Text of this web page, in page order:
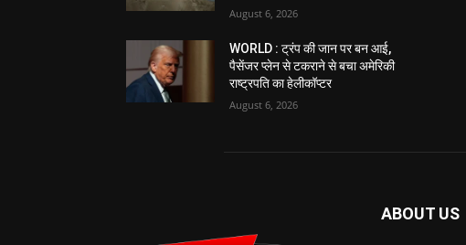
August 6, 2026
WORLD : ट्रंप की जान पर बन आई,
पैसेंजर प्लेन से टकराने से बचा अमेरिकी
राष्ट्रपति का हेलीकॉप्टर
August 6, 2026
ABOUT US